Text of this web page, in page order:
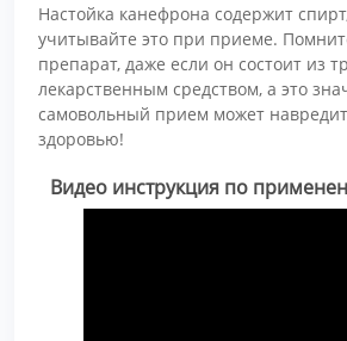
Настойка канефрона содержит
учитывайте это при приеме.
препарат, даже если он состоит из
лекарственным средством, а это
самовольный прием может
здоровью!
Видео инструкция по